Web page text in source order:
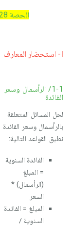
الحصة 28 (التناسبية 3: الرأسمال وسعر الفائدة)
I- استحضار المعارف
1-1/ الرأسمال وسعر
الفائدة
لحل المسائل المتعلقة
بالرأسمال وسعر الفائدة
نطبق القواعد التالية:
الفائدة السنوية
= المبلغ
(الرأسمال) *
السعر
المبلغ = الفائدة
السنوية /